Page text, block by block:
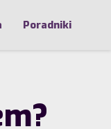
Poradniki